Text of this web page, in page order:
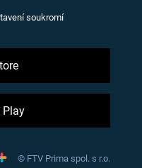
soukromí
Play
© FTV Prima spol. s r.o.